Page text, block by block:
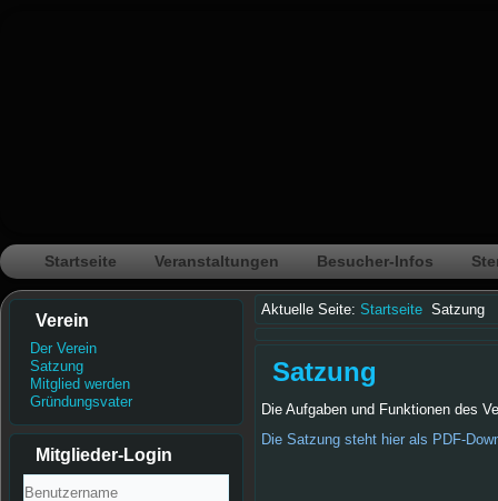
Startseite Veranstaltungen Besucher-Infos
Verein
Der Verein
Satzung
Mitglied werden
Gründungsvater
Mitglieder-Login
Aktuelle Seite: Startseite Satzung
Satzung
Die Aufgaben und Funktionen des
Die Satzung steht hier als PDF-